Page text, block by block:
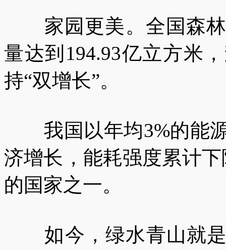
家园更美。全国森林
量达到194.93亿立方米
持“双增长”。
我国以年均3%的能源
济增长，能耗强度累计
的国家之一。
如今，绿水青山就是